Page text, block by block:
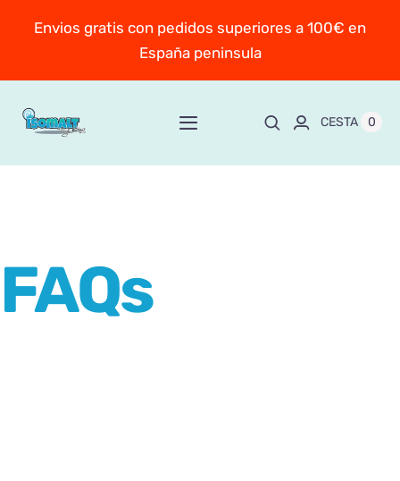
Envios gratis con pedidos superiores a 100€ en
España peninsula
Toggle
CESTA 0
FAQs